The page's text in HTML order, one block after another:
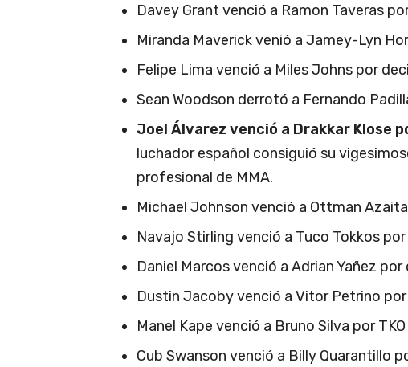
Davey Grant venció a Ramon Taveras
Miranda Maverick venió a Jamey-Lyn
Felipe Lima venció a Miles Johns por
Sean Woodson derrotó a Fernando
Joel Álvarez venció a Drakkar Klose
luchador español consiguió su
profesional de MMA.
Michael Johnson venció a Ottman
Navajo Stirling venció a Tuco Tokkos
Daniel Marcos venció a Adrian Yañez
Dustin Jacoby venció a Vitor Petrino
Manel Kape venció a Bruno Silva por
Cub Swanson venció a Billy Quarantillo